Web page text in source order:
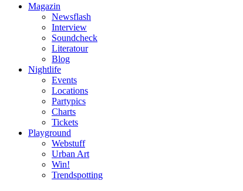
Magazin
Newsflash
Interview
Soundcheck
Literatour
Blog
Nightlife
Events
Locations
Partypics
Charts
Tickets
Playground
Webstuff
Urban Art
Win!
Trendspotting